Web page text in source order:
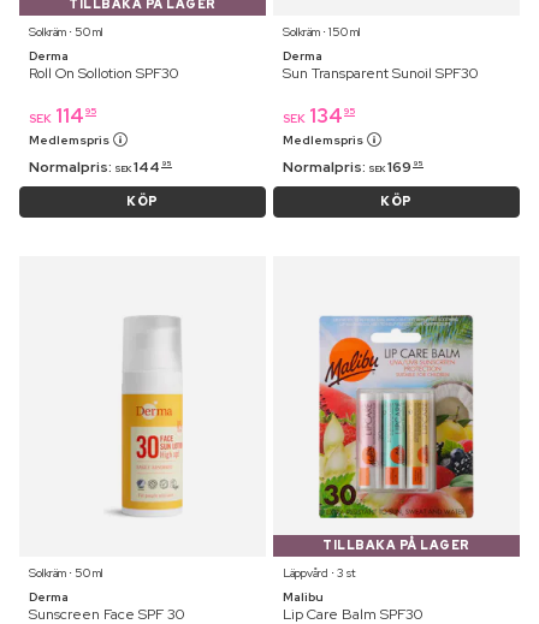
TILLBAKA PÅ LAGER
Solkräm ⋅ 50 ml
Derma
Roll On Sollotion SPF30
SEK 114 95
Medlemspris
Normalpris: SEK 144 95
KÖP
Solkräm ⋅ 150 ml
Derma
Sun Transparent Sunoil SPF30
SEK 134 95
Medlemspris
Normalpris: SEK 169 95
KÖP
Solkräm ⋅ 50 ml
Derma
Sunscreen Face SPF 30
TILLBAKA PÅ LAGER
Läppvård ⋅ 3 st
Malibu
Lip Care Balm SPF30